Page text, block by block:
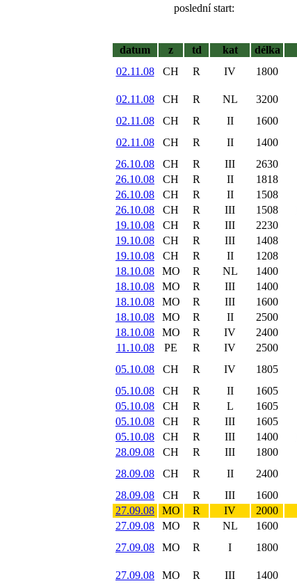
poslední start:
datum
z td kat délka
02.11.08
CH R IV 1800
02.11.08 CH R NL 3200
02.11.08
CH R II 1600
02.11.08
CH R II 1400
26.10.08
CH R III 2630
26.10.08
CH R II 1818
26.10.08
CH R II 1508
26.10.08
CH R III 1508
19.10.08
CH R III 2230
19.10.08
CH R III 1408
19.10.08
CH R II 1208
18.10.08
MO R NL 1400
18.10.08
MO R III 1400
18.10.08
MO R III 1600
18.10.08
MO R II 2500
18.10.08
MO R IV 2400
11.10.08
PE R IV 2500
05.10.08
CH R IV 1805
05.10.08
CH R II 1605
05.10.08
CH R L 1605
05.10.08
CH R III 1605
05.10.08
CH R III 1400
28.09.08
CH R III 1800
28.09.08
CH R II 2400
28.09.08
CH R III 1600
27.09.08
MO R IV 2000
27.09.08
MO R NL 1600
27.09.08
MO R I 1800
27.09.08 MO R III 1400